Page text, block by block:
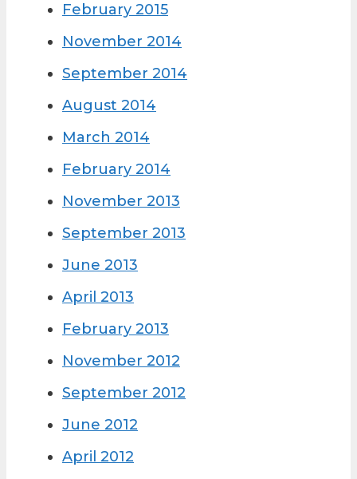
February 2015
November 2014
September 2014
August 2014
March 2014
February 2014
November 2013
September 2013
June 2013
April 2013
February 2013
November 2012
September 2012
June 2012
April 2012